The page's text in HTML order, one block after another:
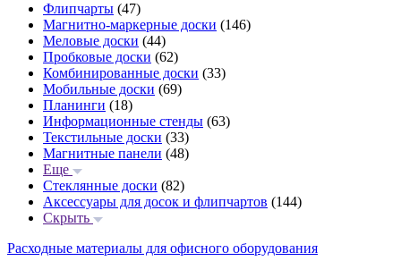
Флипчарты (47)
Магнитно-маркерные доски (146)
Меловые доски (44)
Пробковые доски (62)
Комбинированные доски (33)
Мобильные доски (69)
Планинги (18)
Информационные стенды (63)
Текстильные доски (33)
Магнитные панели (48)
Еще
Стеклянные доски (82)
Аксессуары для досок и флипчартов (144)
Скрыть
Расходные материалы для офисного оборудования